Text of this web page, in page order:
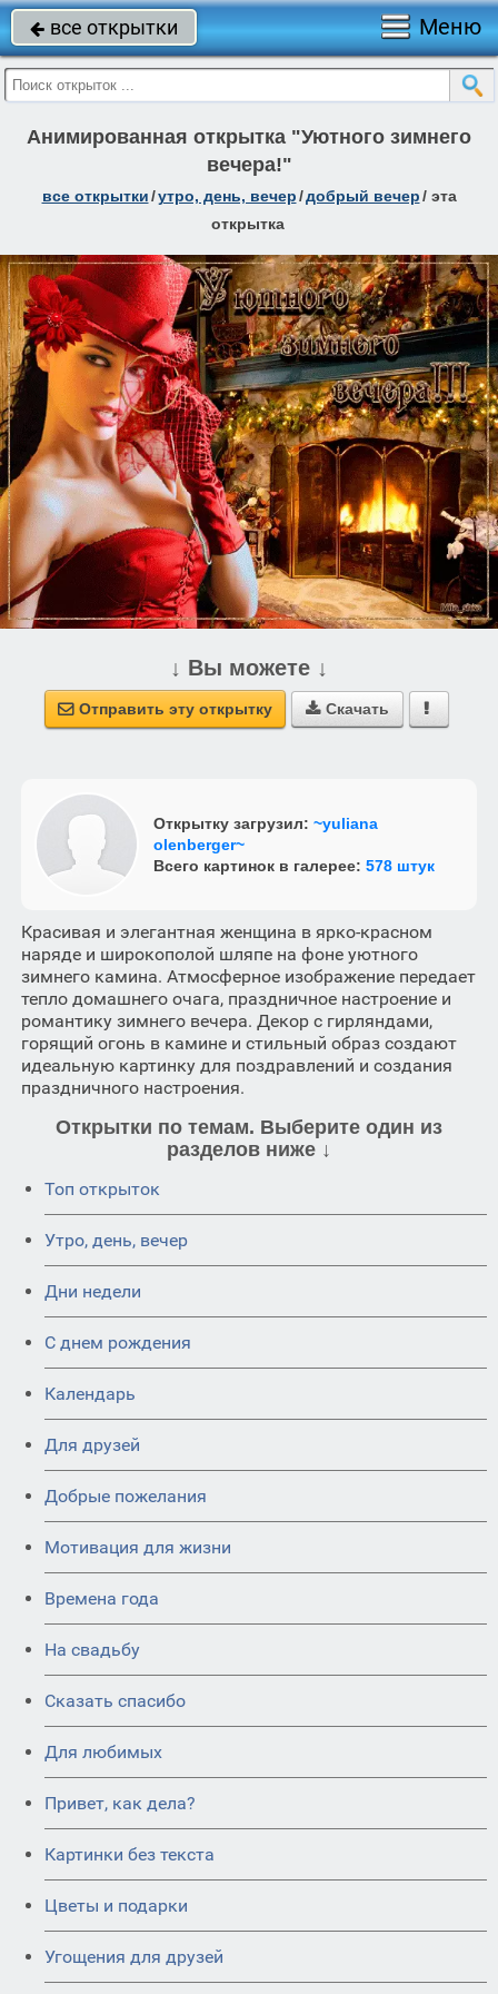
 все открытки Меню
Анимированная открытка "Уютного зимнего
вечера!"
все открытки/утро, день, вечер/добрый вечер/ эта
открытка
↓ Вы можете ↓
 Отправить эту открытку  Скачать 
Открытку загрузил: ~yuliana
olenberger~
Всего картинок в галерее: 578 штук
Красивая и элегантная женщина в ярко-красном
наряде и широкополой шляпе на фоне уютного
зимнего камина. Атмосферное изображение передает
тепло домашнего очага, праздничное настроение и
романтику зимнего вечера. Декор с гирляндами,
горящий огонь в камине и стильный образ создают
идеальную картинку для поздравлений и создания
праздничного настроения.
Открытки по темам. Выберите один из
разделов ниже ↓
Топ открыток
Утро, день, вечер
Дни недели
C днем рождения
Календарь
Для друзей
Добрые пожелания
Мотивация для жизни
Времена года
На свадьбу
Сказать спасибо
Для любимых
Привет, как дела?
Картинки без текста
Цветы и подарки
Угощения для друзей